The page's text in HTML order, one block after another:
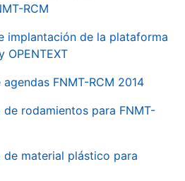
RCM
implantación de la plataforma
OPENTEXT
FNMT-RCM 2014
de rodamientos para FNMT-
de material plástico para